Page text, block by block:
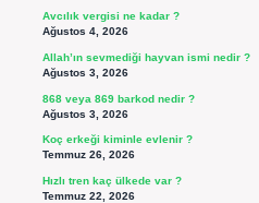
Avcılık vergisi ne kadar ?
Ağustos 4, 2026
Allah’ın sevmediği hayvan ismi nedir ?
Ağustos 3, 2026
868 veya 869 barkod nedir ?
Ağustos 3, 2026
Koç erkeği kiminle evlenir ?
Temmuz 26, 2026
Hızlı tren kaç ülkede var ?
Temmuz 22, 2026